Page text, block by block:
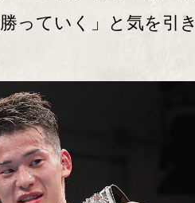
っていく」と気を引